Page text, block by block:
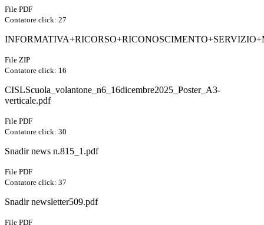
File PDF
Contatore click: 27
File ZIP
Contatore click: 16
CISLScuola_volantone_n6_16dicembre2025_Poster_A3-
verticale.pdf
File PDF
Contatore click: 30
Snadir news n.815_1.pdf
File PDF
Contatore click: 37
Snadir newsletter509.pdf
File PDF